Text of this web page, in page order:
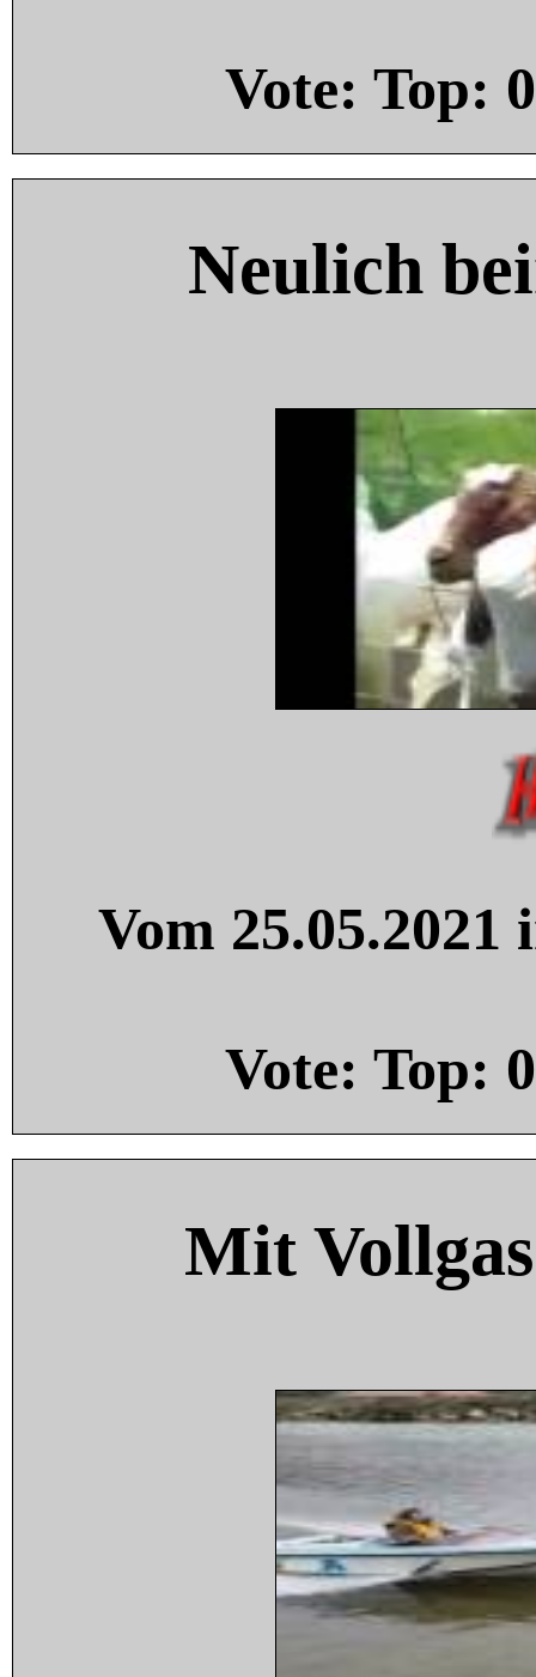
Vote: Top: 0
Neulich
Vom
Vote: Top: 0
Mit